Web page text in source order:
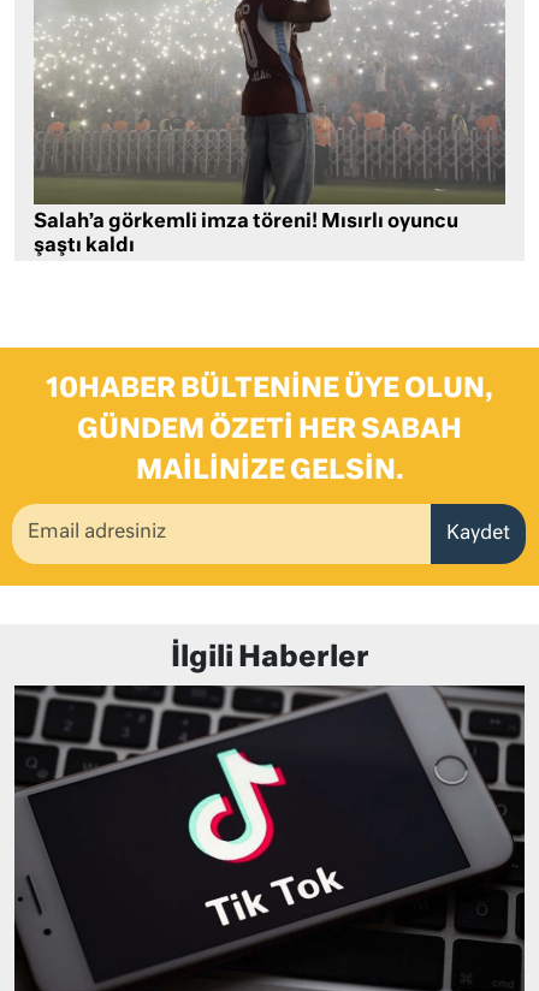
Salah’a görkemli imza töreni! Mısırlı oyuncu
şaştı kaldı
10HABER BÜLTENINE ÜYE OLUN,
GÜNDEM ÖZETI HER SABAH
MAILINIZE GELSIN.
Kaydet
İlgili Haberler